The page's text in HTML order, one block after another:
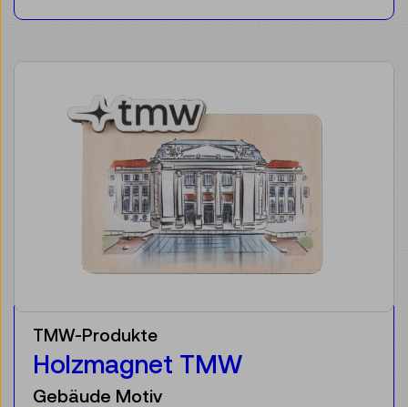
TMW-Produkte
Holzmagnet TMW
Gebäude Motiv